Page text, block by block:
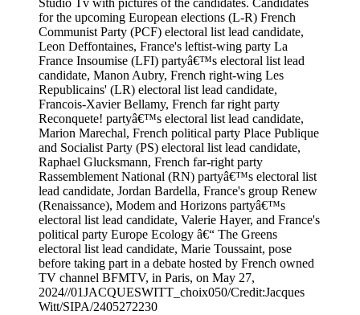
Studio Tv with pictures of the candidates. Candidates
for the upcoming European elections (L-R) French
Communist Party (PCF) electoral list lead candidate,
Leon Deffontaines, France's leftist-wing party La
France Insoumise (LFI) partyâ€™s electoral list lead
candidate, Manon Aubry, French right-wing Les
Republicains' (LR) electoral list lead candidate,
Francois-Xavier Bellamy, French far right party
Reconquete! partyâ€™s electoral list lead candidate,
Marion Marechal, French political party Place Publique
and Socialist Party (PS) electoral list lead candidate,
Raphael Glucksmann, French far-right party
Rassemblement National (RN) partyâ€™s electoral list
lead candidate, Jordan Bardella, France's group Renew
(Renaissance), Modem and Horizons partyâ€™s
electoral list lead candidate, Valerie Hayer, and France's
political party Europe Ecology â€“ The Greens
electoral list lead candidate, Marie Toussaint, pose
before taking part in a debate hosted by French owned
TV channel BFMTV, in Paris, on May 27,
2024//01JACQUESWITT_choix050/Credit:Jacques
Witt/SIPA/2405272230